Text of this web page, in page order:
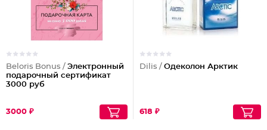
Beloris Bonus / Электронный
подарочный сертификат
3000 руб
3000 ₽
Dilis / Одеколон Арктик
618 ₽